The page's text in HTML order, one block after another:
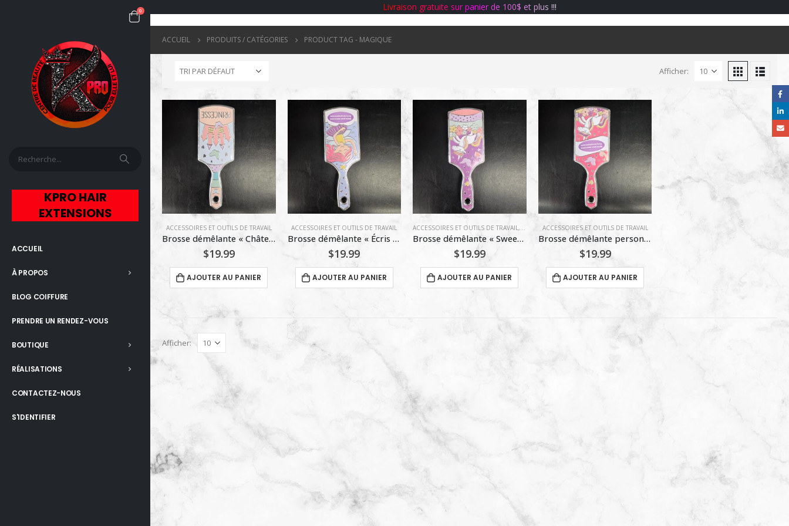
0
KPRO HAIR
EXTENSIONS
ACCUEIL
À PROPOS
BLOG COIFFURE
PRENDRE UN RENDEZ-VOUS
BOUTIQUE
RÉALISATIONS
CONTACTEZ-NOUS
S'IDENTIFIER
Livraison gratuite sur panier de 100$ et plus !!!
ACCUEIL PRODUITS / CATÉGORIES PRODUCT TAG - MAGIQUE
Afficher:
ACCESSOIRES ET OUTILS DE TRAVAIL
Brosse démêlante « Château Princesse » – Motif Fantaisie & « PRINCESS »
$19.99
AJOUTER AU PANIER
ACCESSOIRES ET OUTILS DE TRAVAIL
Brosse démêlante « Écris ton nom » – Motif Princesse Fantaisie
$19.99
AJOUTER AU PANIER
ACCESSOIRES ET OUTILS DE TRAVAIL , OUTILS DE COIFFURE
Brosse démêlante « Sweet Dreams Unicorn » Martinelia
$19.99
AJOUTER AU PANIER
ACCESSOIRES ET OUTILS DE TRAVAIL
Brosse démêlante personnalisable « My Name Unicorn » Martinelia
$19.99
AJOUTER AU PANIER
Afficher: